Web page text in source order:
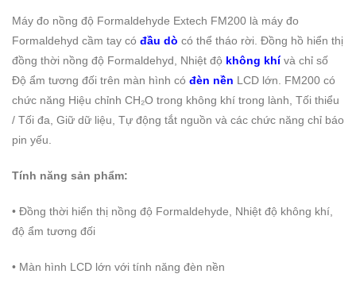
Máy đo nồng độ Formaldehyde Extech FM200 là máy đo
Formaldehyd cầm tay có đầu dò có thể tháo rời. Đồng hồ hiển thị
đồng thời nồng độ Formaldehyd, Nhiệt độ không khívà chỉ số
Độ ẩm tương đối trên màn hình có đèn nền LCD lớn. FM200 có
chức năng Hiệu chỉnh CH₂O trong không khí trong lành, Tối thiểu
/ Tối đa, Giữ dữ liệu, Tự động tắt nguồn và các chức năng chỉ báo
pin yếu.
Tính năng sản phẩm:
• Đồng thời hiển thị nồng độ Formaldehyde, Nhiệt độ không khí,
độ ẩm tương đối
• Màn hình LCD lớn với tính năng đèn nền